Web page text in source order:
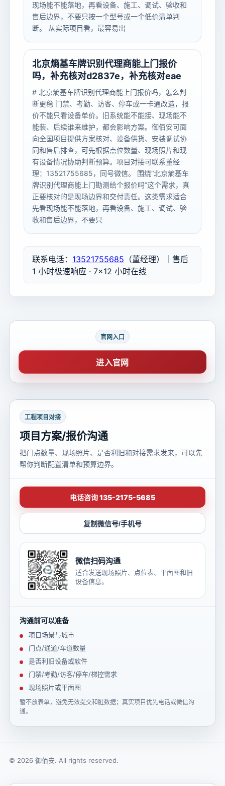
现场能不能落地，再看设备、施工、调试、验收和
售后边界，不要只按一个型号或一个低价清单判
断。 从实际项目看，最容易出
北京熵基车牌识别代理商能上门报价
吗，补充核对d2837e，补充核对eae
# 北京熵基车牌识别代理商能上门报价吗，怎么判
断更稳 门禁、考勤、访客、停车或一卡通改造，报
价不能只看设备单价。旧系统能不能接、现场能不
能装、后续谁来维护，都会影响方案。御佰安可面
向全国项目提供方案核对、设备供货、安装调试协
同和售后排查，可先根据点位数量、现场照片和现
有设备情况协助判断预算。项目对接可联系董经
理：13521755685，同号微信。 围绕“北京熵基车
牌识别代理商能上门勘测给个报价吗”这个需求，真
正要核对的是现场边界和交付责任。这类需求适合
先看现场能不能落地，再看设备、施工、调试、验
收和售后边界，不要只
联系电话： 13521755685 （董经理）｜售后
1 小时极速响应 · 7×12 小时在线
官网入口
进入官网
工程项目对接
项目方案/报价沟通
把门点数量、现场照片、是否利旧和对接需求发来，可以先
帮你判断配置清单和预算边界。
电话咨询 135-2175-5685
复制微信号/手机号
微信扫码沟通
适合发送现场照片、点位表、平面图和旧
设备信息。
沟通前可以准备
项目场景与城市
门点/通道/车道数量
是否利旧设备或软件
门禁/考勤/访客/停车/梯控需求
现场照片或平面图
暂不放表单，避免无效提交和脏数据；真实项目优先电话或微信沟
通。
© 2026 御佰安. All rights reserved.